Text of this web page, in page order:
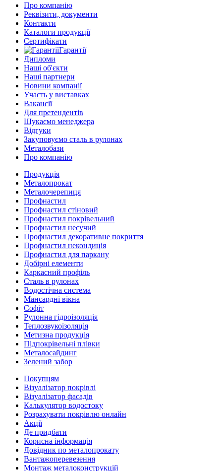
Про компанію
Реквізити, документи
Контакти
Каталоги продукції
Сертифікати
Гарантії
Дипломи
Наші об'єкти
Наші партнери
Новини компанії
Участь у виставках
Вакансії
Для претендентів
Шукаємо менеджера
Відгуки
Закуповуємо сталь в рулонах
Металобази
Про компанію
Продукція
Металопрокат
Металочерепиця
Профнастил
Профнастил стіновий
Профнастил покрівельний
Профнастил несучий
Профнастил декоративне покриття
Профнастил некондиція
Профнастил для паркану
Добірні елементи
Каркасний профіль
Сталь в рулонах
Водостічна система
Мансардні вікна
Софіт
Рулонна гідроізоляція
Теплозвукоізоляція
Метизна продукція
Підпокрівельні плівки
Металосайдинг
Зелений забор
Покупцям
Візуалізатор покрівлі
Візуалізатор фасадів
Калькулятор водостоку
Розрахувати покрівлю онлайн
Акції
Де придбати
Корисна інформація
Довідник по металопрокату
Вантажоперевезення
Монтаж металоконструкцій